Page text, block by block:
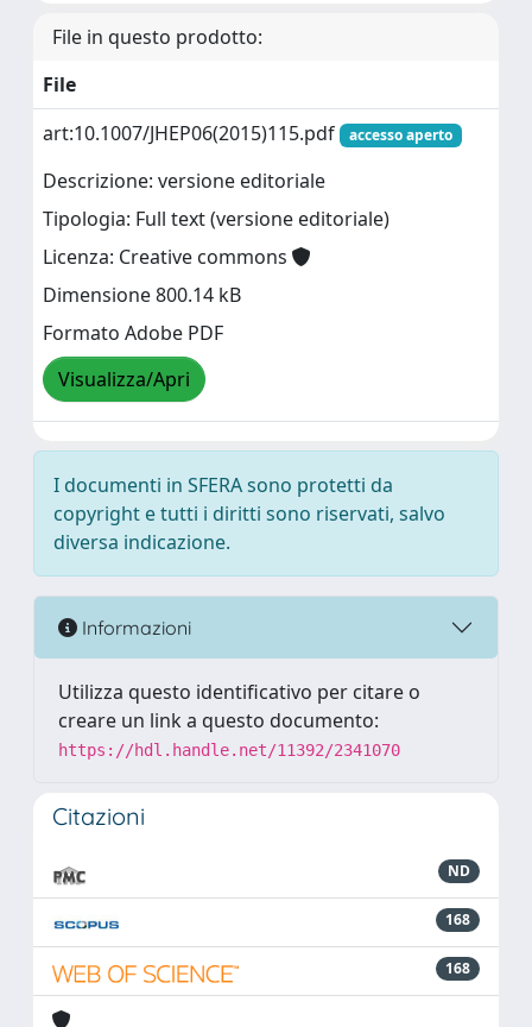
File in questo prodotto:
File
art:10.1007/JHEP06(2015)115.pdf
accesso aperto
Descrizione: versione editoriale
Tipologia: Full text (versione editoriale)
Licenza: Creative commons
Dimensione 800.14 kB
Formato Adobe PDF
Visualizza/Apri
I documenti in SFERA sono protetti da
copyright e tutti i diritti sono riservati, salvo
diversa indicazione.
Informazioni
Utilizza questo identificativo per citare o
creare un link a questo documento:
https://hdl.handle.net/11392/2341070
Citazioni
ND
168
168